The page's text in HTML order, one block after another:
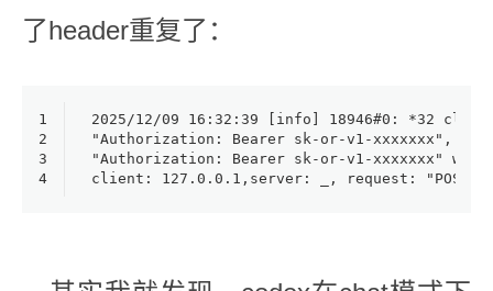
了header重复了：
1
2
3
4
2025/12/09 16:32:39 [info] 18946#0: *32
"Authorization: Bearer sk-or-v1-xxxxxxx",
"Authorization: Bearer sk-or-v1-xxxxxxx"
client: 127.0.0.1,server: _, request: "POST /